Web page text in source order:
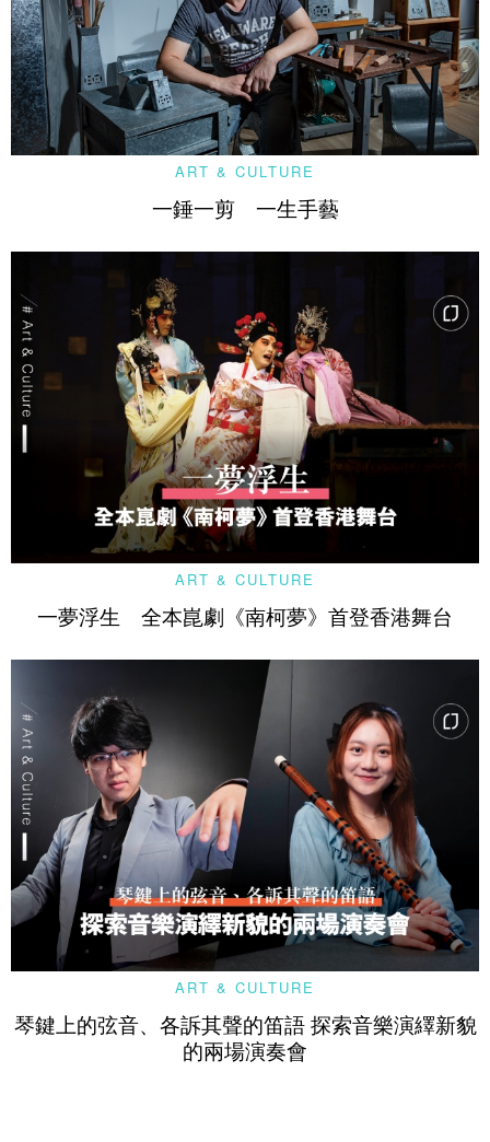
ART & CULTURE
一錘一剪 一生手藝
ART & CULTURE
一夢浮生 全本崑劇《南柯夢》首登香港舞台
ART & CULTURE
琴鍵上的弦音、各訴其聲的笛語 探索音樂演繹新貌
的兩場演奏會